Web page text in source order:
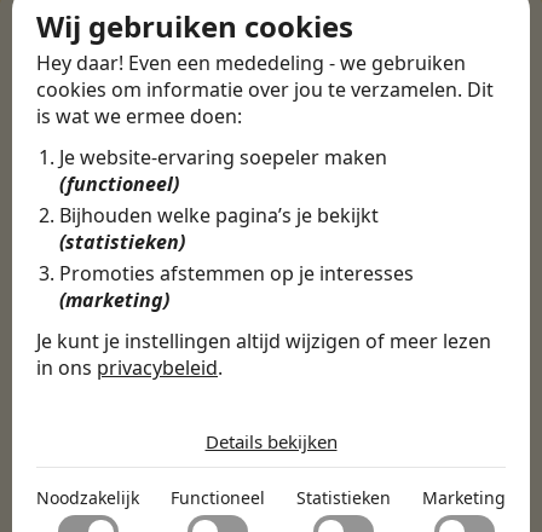
Wij gebruiken cookies
Hey daar! Even een mededeling - we gebruiken
cookies om informatie over jou te verzamelen. Dit
is wat we ermee doen:
Je website-ervaring soepeler maken
(functioneel)
Bijhouden welke pagina’s je bekijkt
(statistieken)
Promoties afstemmen op je interesses
(marketing)
Je kunt je instellingen altijd wijzigen of meer lezen
in ons privacybeleid.
Noodzakelijk
Noodzakelijke cookies helpen een website bruikbaar te
Details bekijken
Noodzakelijk Functioneel Statistieken Marketing
ERVARINGEN
Martijn vond een
nieuwe baan bij
CBEE
Door Swipe4Work heb ik op een hele
makkelijke, laagdrempelige manier eigenlijk
een hele leuke nieuwe baan gevonden. Met heel
veel nieuwe uitdagingen!
Certinia Consultant